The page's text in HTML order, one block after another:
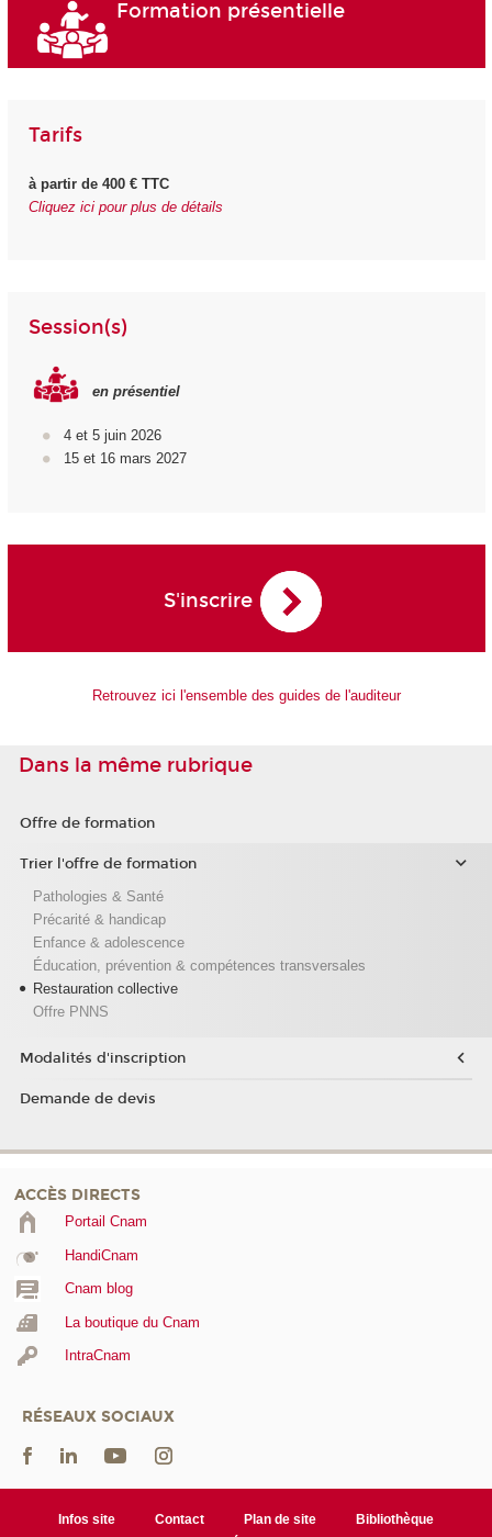
Formation présentielle
Tarifs
à partir de 400 € TTC
Cliquez ici pour plus de détails
Session(s)
en présentiel
4 et 5 juin 2026
15 et 16 mars 2027
S'inscrire
Retrouvez ici l'ensemble des guides de l'auditeur
Dans la même rubrique
Offre de formation
Trier l'offre de formation
Pathologies & Santé
Précarité & handicap
Enfance & adolescence
Éducation, prévention & compétences transversales
Restauration collective
Offre PNNS
Modalités d'inscription
Demande de devis
ACCÈS DIRECTS
Portail Cnam
HandiCnam
Cnam blog
La boutique du Cnam
IntraCnam
RÉSEAUX SOCIAUX
Infos site Contact Plan de site
Bibliothèque